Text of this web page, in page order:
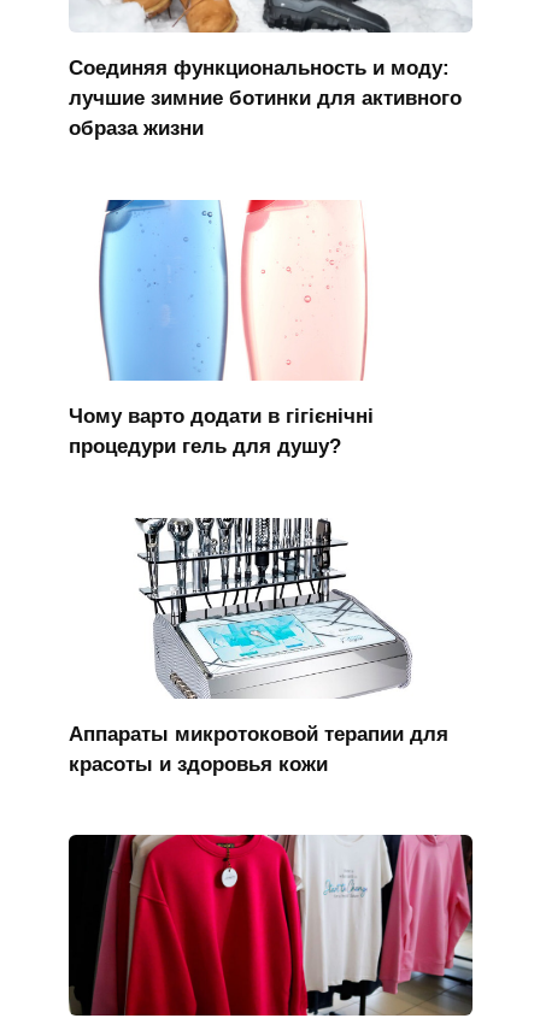
Соединяя функциональность и моду:
лучшие зимние ботинки для активного
образа жизни
Чому варто додати в гігієнічні
процедури гель для душу?
Аппараты микротоковой терапии для
красоты и здоровья кожи